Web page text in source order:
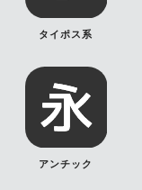
タイポス系
アンチック